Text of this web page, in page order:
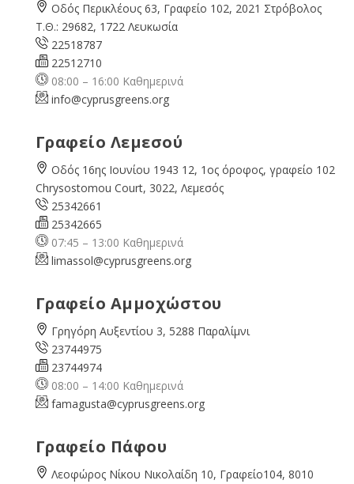
Οδός Περικλέους 63, Γραφείο 102, 2021 Στρόβολος
Τ.Θ.: 29682, 1722 Λευκωσία
22518787
22512710
08:00 – 16:00 Καθημερινά
info@cyprusgreens.org
Γραφείο Λεμεσού
Οδός 16ης Ιουνίου 1943 12, 1ος όροφος, γραφείο 102
Chrysostomou Court, 3022, Λεμεσός
25342661
25342665
07:45 – 13:00 Καθημερινά
limassol@cyprusgreens.org
Γραφείο Αμμοχώστου
Γρηγόρη Αυξεντίου 3, 5288 Παραλίμνι
23744975
23744974
08:00 – 14:00 Καθημερινά
famagusta@cyprusgreens.org
Γραφείο Πάφου
Λεοφώρος Νίκου Νικολαίδη 10, Γραφείο104, 8010